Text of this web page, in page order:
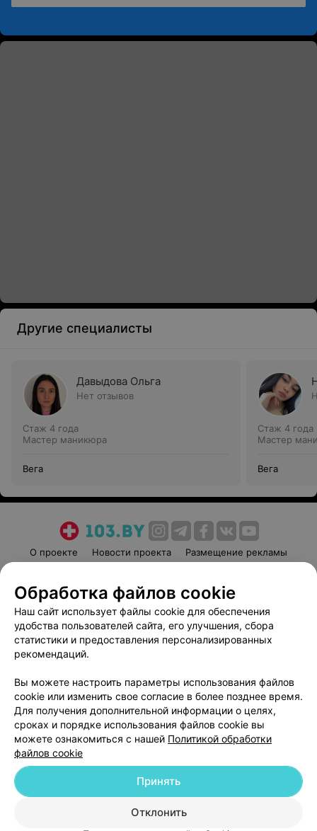
Другие специалисты
Давыдова Ольга
Нет отзывов
Стаж 4 года
Мастер маникюра
Вега
Стаж 4 года
Мастер
Вега
О проекте Новости проекта
Размещение рекламы
Пользовательское соглашение
Способы оплаты
Вакансии
Партнеры
Написать руководителю 103.by
Обработка персональных данных
© 2026 ООО «Артокс Лаб», УНП 191700409
| 220012, Республика Беларусь,
Служба поддержки +375 291212755
Обработка файлов cookie
Наш сайт использует файлы cookie для обеспечения
удобства пользователей сайта, его улучшения, сбора
статистики и предоставления персонализированных
рекомендаций.
Вы можете настроить параметры использования файлов
cookie или изменить свое согласие в более позднее время.
Для получения дополнительной информации о целях,
сроках и порядке использования файлов cookie вы
можете ознакомиться с нашей Политикой обработки
файлов cookie
Отклонить
Принять